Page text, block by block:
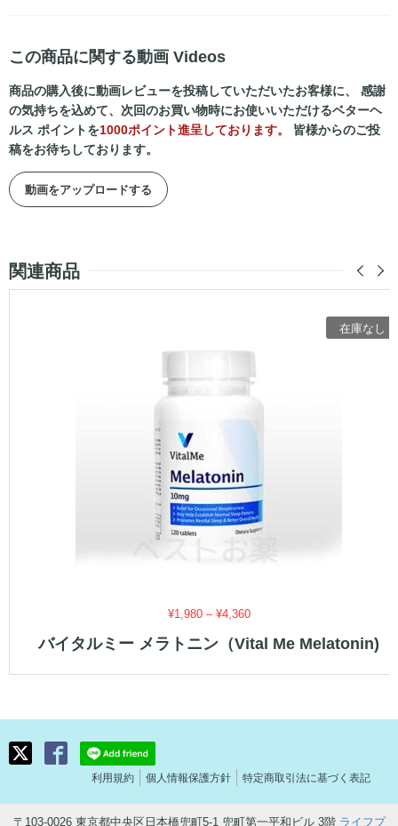
この商品に関する動画 Videos
商品の購入後に動画レビューを投稿していただいたお客様に、 感謝
の気持ちを込めて、次回のお買い物時にお使いいただけるベターヘ
ルス ポイントを1000ポイント進呈しております。
皆様からのご投
稿をお待ちしております。
動画をアップロードする
関連商品
¥1,980 –¥4,360価
帯:
バイタルミー メラトニン（Vital Me Melatonin)
在庫なし
利用規約 個人情報保護方針 特定商取引法に基づく表記
〒103-0026 東京都中央区日本橋兜町5-1 兜町第一平和ビル 3階 ライフプ